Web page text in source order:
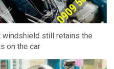
windshield still retains the
on the car